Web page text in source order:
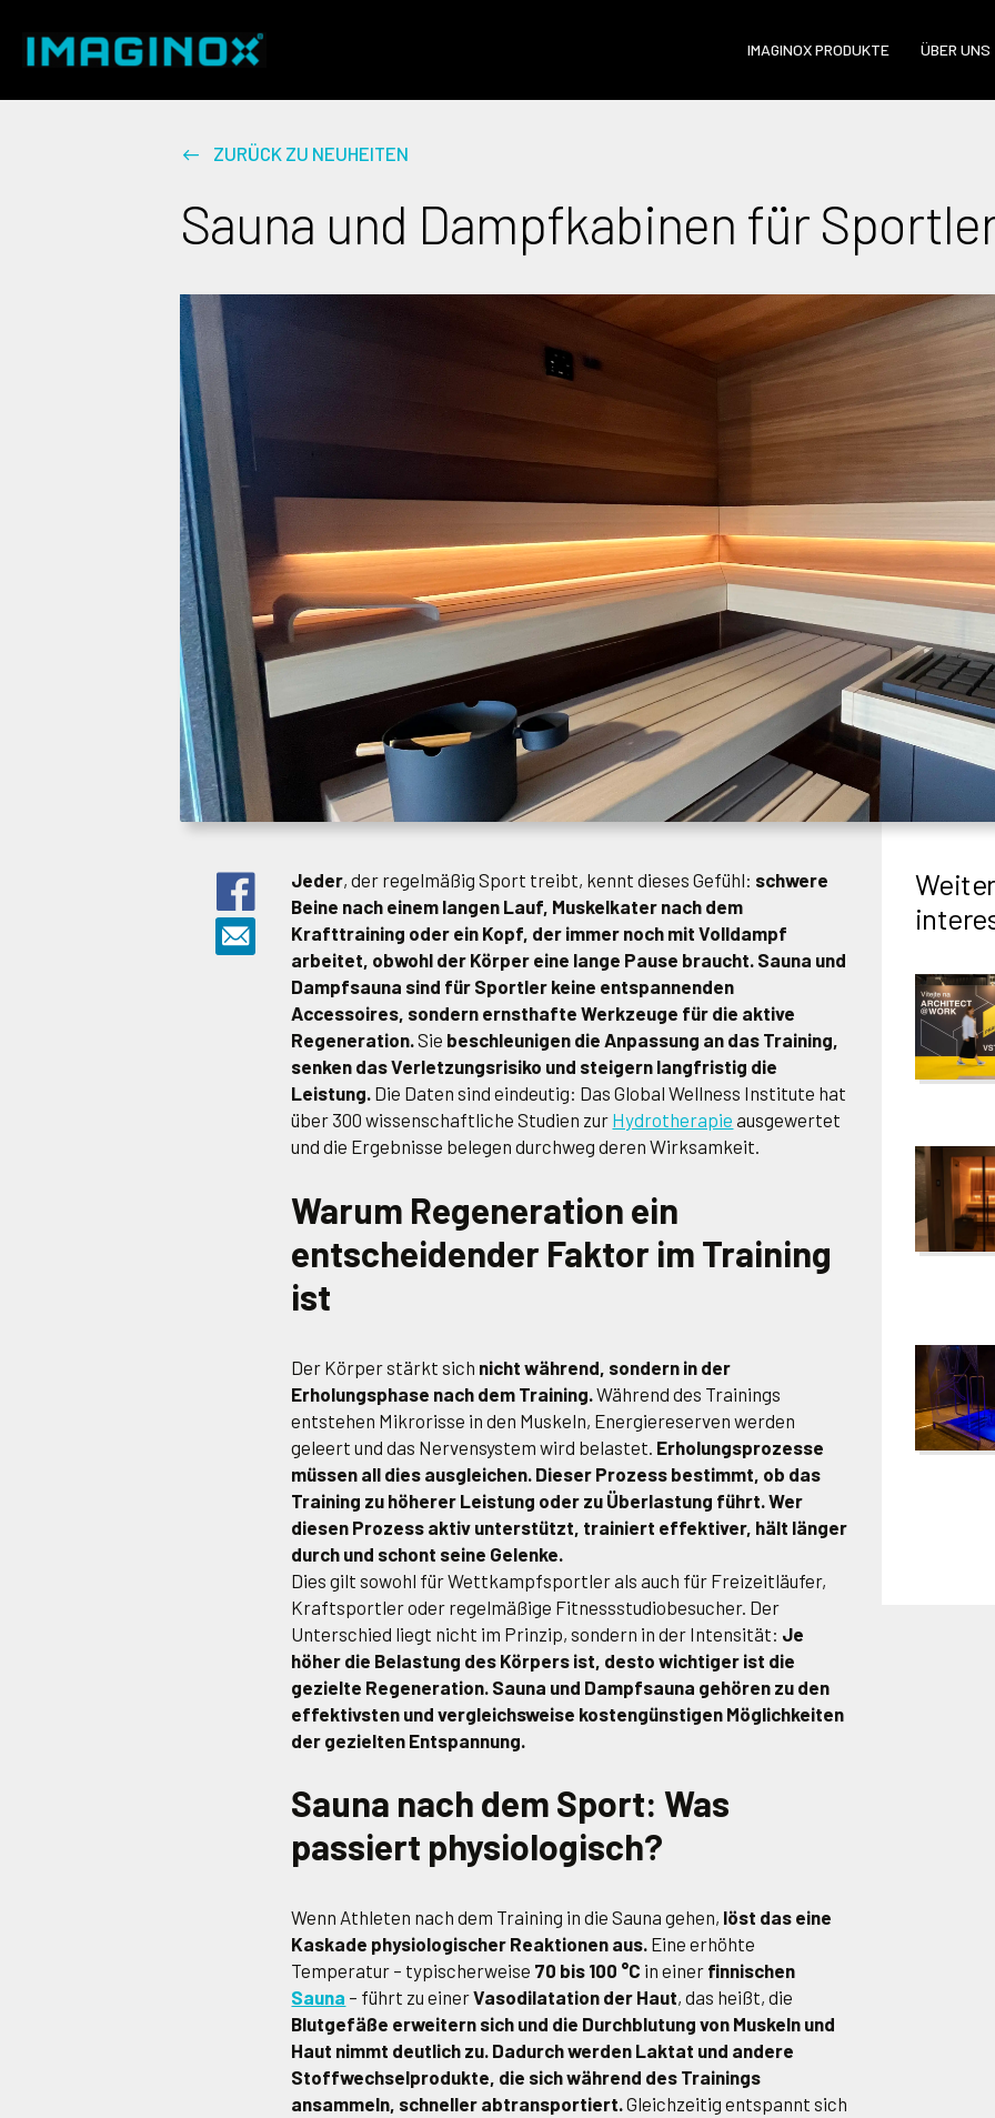
IMAGINOX PRODUKTE ÜBER UNS
ZURÜCK ZU NEUHEITEN
Sauna und Dampfkabinen für
Jeder, der regelmäßig Sport treibt, kennt dieses Gefühl: schwere
Beine nach einem langen Lauf, Muskelkater nach dem
Krafttraining oder ein Kopf, der immer noch mit Volldampf
arbeitet, obwohl der Körper eine lange Pause braucht. Sauna und
Dampfsauna sind für Sportler keine entspannenden
Accessoires, sondern ernsthafte Werkzeuge für die aktive
Regeneration.Sie beschleunigen die Anpassung an das Training,
senken das Verletzungsrisiko und steigern langfristig die
Leistung. Die Daten sind eindeutig: Das Global Wellness Institute hat
über 300 wissenschaftliche Studien zur Hydrotherapie ausgewertet
und die Ergebnisse belegen durchweg deren Wirksamkeit.
Warum Regeneration ein
entscheidender Faktor im Training
ist
Der Körper stärkt sich nicht während, sondern in der
Erholungsphase nach dem Training. Während des Trainings
entstehen Mikrorisse in den Muskeln, Energiereserven werden
geleert und das Nervensystem wird belastet. Erholungsprozesse
müssen all dies ausgleichen. Dieser Prozess bestimmt, ob das
Training zu höherer Leistung oder zu Überlastung führt. Wer
diesen Prozess aktiv unterstützt, trainiert effektiver, hält länger
durch und schont seine Gelenke.
Dies gilt sowohl für Wettkampfsportler als auch für Freizeitläufer,
Kraftsportler oder regelmäßige Fitnessstudiobesucher. Der
Unterschied liegt nicht im Prinzip, sondern in der Intensität: Je
höher die Belastung des Körpers ist, desto wichtiger ist die
gezielte Regeneration. Sauna und Dampfsauna gehören zu den
effektivsten und vergleichsweise kostengünstigen Möglichkeiten
der gezielten Entspannung.
Sauna nach dem Sport: Was
passiert physiologisch?
Wenn Athleten nach dem Training in die Sauna gehen, löst das eine
Kaskade physiologischer Reaktionen aus. Eine erhöhte
Temperatur – typischerweise 70 bis 100 °C in einer finnischen
Sauna – führt zu einerVasodilatation der Haut, das heißt, die
Blutgefäße erweitern sich und die Durchblutung von Muskeln und
Haut nimmt deutlich zu. Dadurch werden Laktat und andere
Stoffwechselprodukte, die sich während des Trainings
ansammeln, schneller abtransportiert.Gleichzeitig entspannt sich